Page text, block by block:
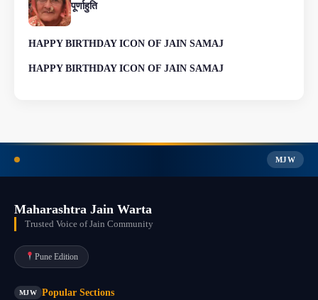
पूर्णाहुति
HAPPY BIRTHDAY ICON OF JAIN SAMAJ
HAPPY BIRTHDAY ICON OF JAIN SAMAJ
MJW
Maharashtra Jain Warta
Trusted Voice of Jain Community
Pune Edition
MJW Popular Sections